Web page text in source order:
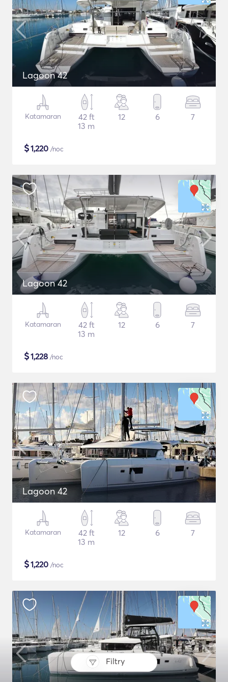
Filtry
Lagoon 42
Katamaran
42 ft
13 m
12 6 7
$1,220 /noc
Lagoon 42
Katamaran
42 ft
13 m
12 6 7
$1,228 /noc
Lagoon 42
Katamaran
42 ft
13 m
12 6 7
$1,220 /noc